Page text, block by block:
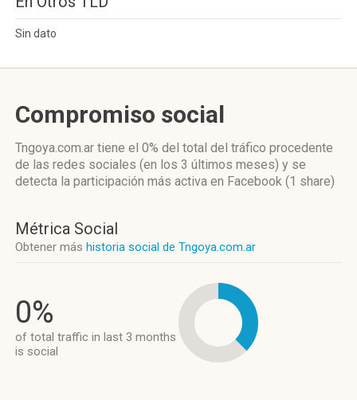
Sin dato
Compromiso social
Tngoya.com.ar tiene el 0% del total del tráfico procedente
de las redes sociales (en los 3 últimos meses) y se
detecta la participación más activa en Facebook (1 share)
Métrica Social
Obtener más historia social de Tngoya.com.ar
0%
of total traffic in last 3 months
is social